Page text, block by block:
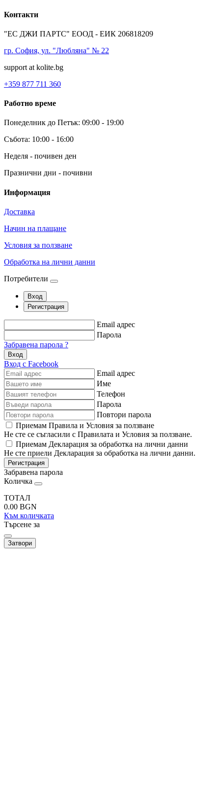
Контакти
"ЕС ДЖИ ПАРТС" ЕООД - ЕИК 206818209
гр. София, ул. "Любляна" № 22
support at kolite.bg
+359 877 711 360
Работно време
Понеделник до Петък: 09:00 - 19:00
Събота: 10:00 - 16:00
Неделя - почивен ден
Празнични дни - почивни
Информация
Доставка
Начин на плащане
Условия за ползване
Обработка на лични данни
Потребители
Вход
Регистрация
Email адрес
Парола
Забравена парола ?
Вход
Вход с Facebook
Email адрес
Име
Телефон
Парола
Повтори парола
Приемам Правила и Условия за ползване
Не сте се съгласили с Правилата и Условия за ползване.
Приемам Декларация за обработка на лични данни
Не сте приели Декларация за обработка на лични данни.
Регистрация
Забравена парола
Количка
ТОТАЛ
0.00 BGN
Към количката
Търсене за
Затвори